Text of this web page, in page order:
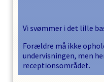
Vi svømmer i det lille
Forældre må ikke
undervisningen, men
receptionsområdet.